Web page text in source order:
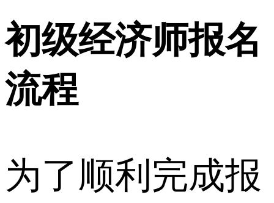
初级经济师报名
流程
为了顺利完成报